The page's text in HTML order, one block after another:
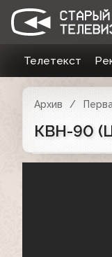
Телетекст
Архив
КВН-90